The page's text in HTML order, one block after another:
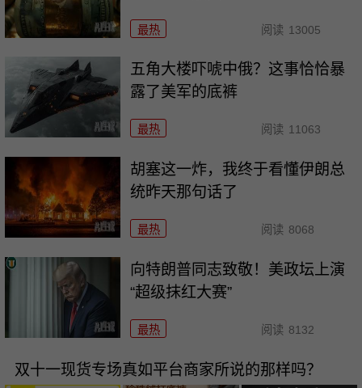
最热 阅读 13005
五角大楼吓唬中俄？这事恰恰暴
露了美军的底裤
最热 阅读 11063
胡塞这一炸，我终于看懂伊朗总
统昨天那句话了
最热 阅读 8068
向特朗普同志致敬！美政坛上演
“超级抹红大赛”
最热 阅读 8132
双十一现货专场真如平台商家所说的那样吗？